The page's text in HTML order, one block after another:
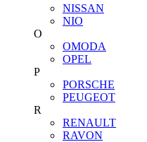
NISSAN
NIO
O
OMODA
OPEL
P
PORSCHE
PEUGEOT
R
RENAULT
RAVON